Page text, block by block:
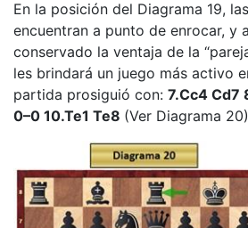
En la posición del Diagrama 19,
encuentran a punto de enrocar, y
conservado la ventaja de la
les brindará un juego más activo
partida prosiguió con: 7.Cc4 Cd7
0–0 10.Te1 Te8 (Ver Diagrama